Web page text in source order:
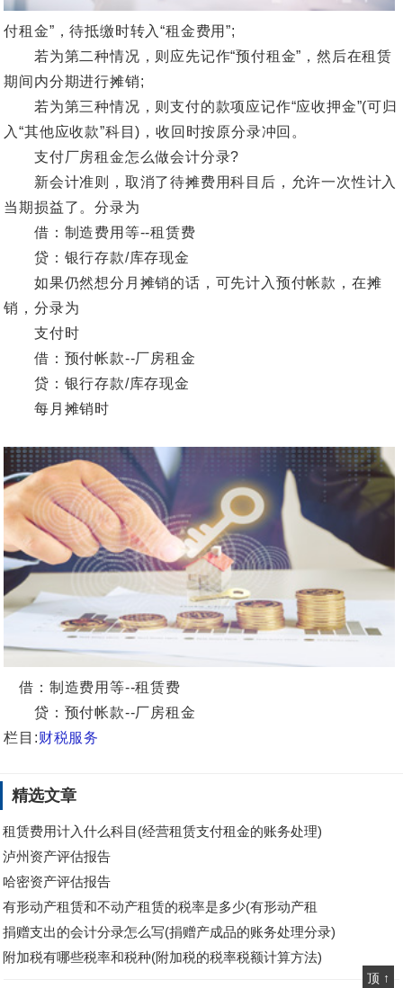
付租金”，待抵缴时转入“租金费用”;
若为第二种情况，则应先记作“预付租金”，然后在租赁
期间内分期进行摊销;
若为第三种情况，则支付的款项应记作“应收押金”(可归
入“其他应收款”科目)，收回时按原分录冲回。
支付厂房租金怎么做会计分录?
新会计准则，取消了待摊费用科目后，允许一次性计入
当期损益了。分录为
借：制造费用等--租赁费
贷：银行存款/库存现金
如果仍然想分月摊销的话，可先计入预付帐款，在摊
销，分录为
支付时
借：预付帐款--厂房租金
贷：银行存款/库存现金
每月摊销时
借：制造费用等--租赁费
贷：预付帐款--厂房租金
栏目:财税服务
精选文章
租赁费用计入什么科目(经营租赁支付租金的账务处理)
泸州资产评估报告
哈密资产评估报告
有形动产租赁和不动产租赁的税率是多少(有形动产租
捐赠支出的会计分录怎么写(捐赠产成品的账务处理分录)
附加税有哪些税率和税种(附加税的税率税额计算方法)
顶 ↑